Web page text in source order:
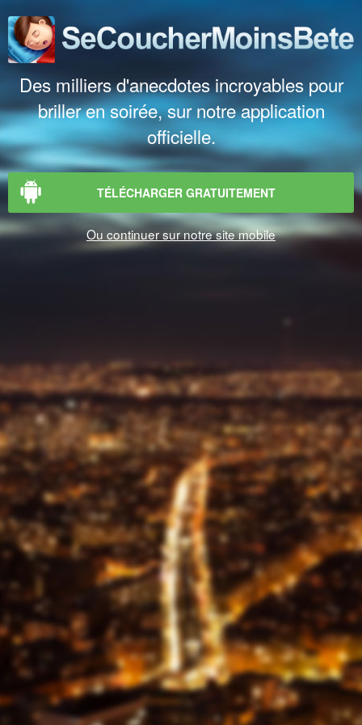
Des milliers d'anecdotes incroyables pour
briller en soirée, sur notre application
officielle.
TÉLÉCHARGER GRATUITEMENT
Ou continuer sur notre site mobile